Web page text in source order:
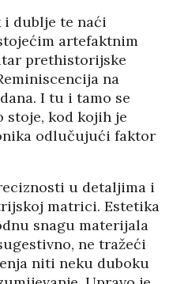
dublje te naći
artefaktnim
prethistorijske
na
I tu i tamo se
stoje, kod kojih je
odlučujući faktor
u detaljima i
matrici. Estetika
snagu materijala
ne tražeći
niti neku duboku